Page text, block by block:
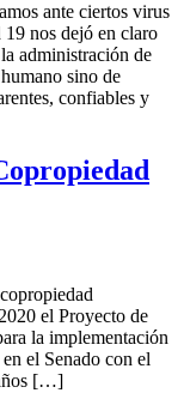
ante ciertos virus
nos dejó en claro
administración de
sino de
confiables y
el Proyecto de
la implementación
el Senado con el
[…]